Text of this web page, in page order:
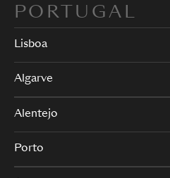
PORTUGAL
Lisboa
Algarve
Alentejo
Porto